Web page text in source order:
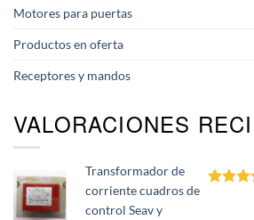
Motores para puertas
Productos en oferta
Receptores y mandos
VALORACIONES
Transformador de
corriente cuadros de
control Seav y